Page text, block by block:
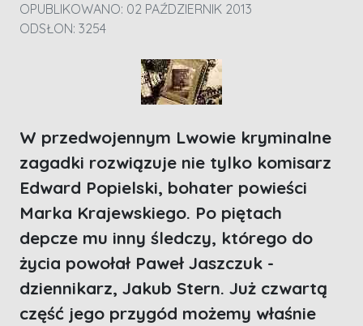
OPUBLIKOWANO: 02 PAŹDZIERNIK 2013
ODSŁON: 3254
W przedwojennym Lwowie kryminalne
zagadki rozwiązuje nie tylko komisarz
Edward Popielski, bohater powieści
Marka Krajewskiego. Po piętach
depcze mu inny śledczy, którego do
życia powołał Paweł Jaszczuk -
dziennikarz, Jakub Stern. Już czwartą
część jego przygód możemy właśnie